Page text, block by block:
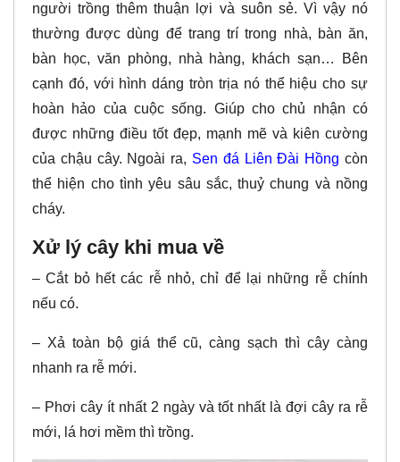
người trồng thêm thuận lợi và suôn sẻ. Vì vậy nó
thường được dùng để trang trí trong nhà, bàn ăn,
bàn học, văn phòng, nhà hàng, khách sạn… Bên
cạnh đó, với hình dáng tròn trịa nó thể hiệu cho sự
hoàn hảo của cuộc sống. Giúp cho chủ nhận có
được những điều tốt đẹp, mạnh mẽ và kiên cường
của chậu cây. Ngoài ra, Sen đá Liên Đài Hồng còn
thể hiện cho tình yêu sâu sắc, thuỷ chung và nồng
cháy.
Xử lý cây khi mua về
– Cắt bỏ hết các rễ nhỏ, chỉ để lại những rễ chính
nếu có.
– Xả toàn bộ giá thể cũ, càng sạch thì cây càng
nhanh ra rễ mới.
– Phơi cây ít nhất 2 ngày và tốt nhất là đợi cây ra rễ
mới, lá hơi mềm thì trồng.